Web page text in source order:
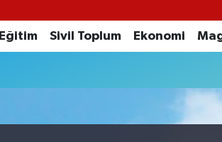
Eğitim Sivil Toplum Ekonomi